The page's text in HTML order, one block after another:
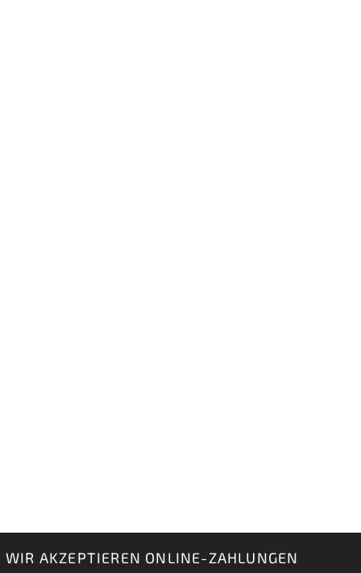
WIR AKZEPTIEREN ONLINE-ZAHLUNGEN